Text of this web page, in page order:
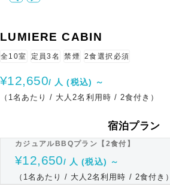
LUMIERE CABIN
全10室 定員3名 禁煙 2食選択必須
¥12,650/ 人 (税込) ～
（1名あたり / 大人2名利用時 / 2食付き）
宿泊プラン
カジュアルBBQプラン【2食付】
¥12,650/ 人 (税込) ～
（1名あたり / 大人2名利用時 / 2食付き）